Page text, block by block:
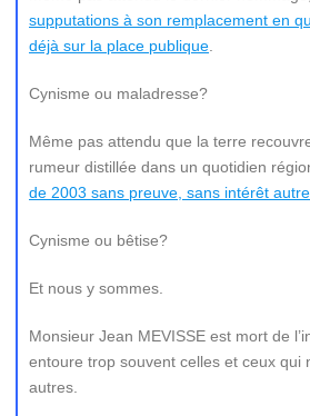
supputations à son remplacement en
déjà sur la place publique
Cynisme ou maladresse?
Même pas attendu que la terre
rumeur distillée dans un quotidien
de 2003 sans preuve, sans intérêt
Cynisme ou bêtise?
Et nous y sommes.
Monsieur Jean MEVISSE est mort de
entoure trop souvent celles et ceux qui
autres.